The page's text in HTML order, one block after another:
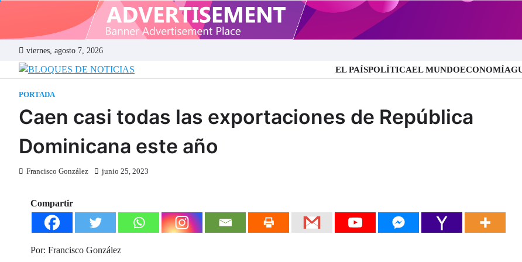
viernes, agosto 7, 2026
BLOQUES DE NOTICIAS
EL PAÍSPOLÍTICAEL MUNDOECONOMÍA
PORTADA
Caen casi todas las exportaciones de República
Dominicana este año
Francisco González junio 25, 2023
Compartir
Por: Francisco González